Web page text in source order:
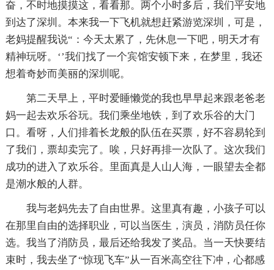
奋，不时地摸摸这，看看那。两个小时多后，我们平安地
到达了深圳。本来我一下飞机就想赶紧游览深圳，可是，
老妈提醒我说“：今天太累了，先休息一下吧，明天才有
精神玩呀。‘’我们找了一个宾馆安顿下来，在梦里，我还
想着奇妙而美丽的深圳呢。
第二天早上，平时爱睡懒觉的我也早早起来跟老爸老
妈一起去欢乐谷玩。我们乘坐地铁，到了欢乐谷的大门
口。看呀，人们排着长龙般的队伍在买票，好不容易轮到
了我们，票却卖完了。唉，只好再排一次队了。这次我们
成功的进入了欢乐谷。里面真是人山人海，一眼望去全都
是潮水般的人群。
我与老妈先去了自由世界。这里真有趣，小孩子可以
在那里自由的选择职业，可以当医生，演员，消防员任你
选。我当了消防员，最后还给我发了奖品。当一天快要结
束时，我去坐了“惊现飞车”从一百米高空往下冲，心都感